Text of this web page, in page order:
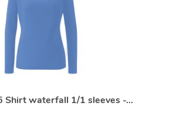
Shirt waterfall 1/1 sleeves -...